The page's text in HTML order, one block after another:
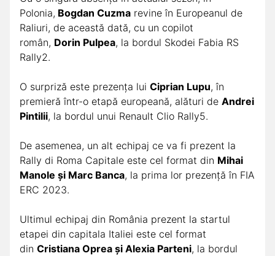
Polonia, Bogdan Cuzma revine în Europeanul de
Raliuri, de această dată, cu un copilot
român, Dorin Pulpea, la bordul Skodei Fabia RS
Rally2.
O surpriză este prezența lui Ciprian Lupu, în
premieră într-o etapă europeană, alături de Andrei
Pintilii, la bordul unui Renault Clio Rally5.
De asemenea, un alt echipaj ce va fi prezent la
Rally di Roma Capitale este cel format din Mihai
Manole și Marc Banca, la prima lor prezență în FIA
ERC 2023.
Ultimul echipaj din România prezent la startul
etapei din capitala Italiei este cel format
din Cristiana Oprea și Alexia Parteni, la bordul